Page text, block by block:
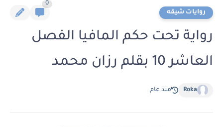
روايات شيقه
0
رواية تحت حكم المافيا الفصل
العاشر 10 بقلم رزان محمد
Roka منذ عام